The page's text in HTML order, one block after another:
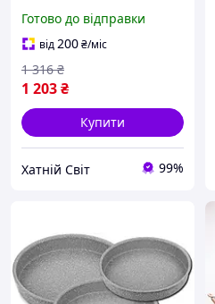
«Кам'янецька», піци та
коржів, 3 шт.
Готово до відправки
від200₴/міс
1 203₴
1 316 ₴
Купити
Хатній Світ 99%